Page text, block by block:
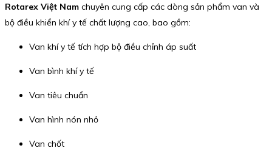
Rotarex Việt Nam chuyên cung cấp các dòng sản phẩm van và
bộ điều khiển khí y tế chất lượng cao, bao gồm:
Van khí y tế tích hợp bộ điều chỉnh áp suất
Van bình khí y tế
Van tiêu chuẩn
Van hình nón nhỏ
Van chốt